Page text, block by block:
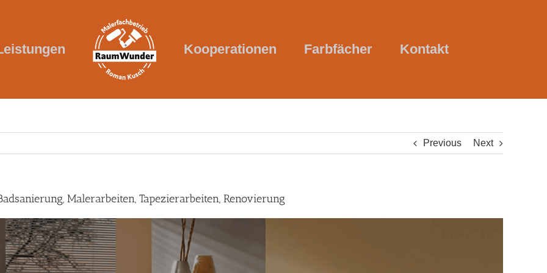
Kooperationen Farbfächer Kontakt
Previous Next
Malerarbeiten, Tapezierarbeiten, Renovierung